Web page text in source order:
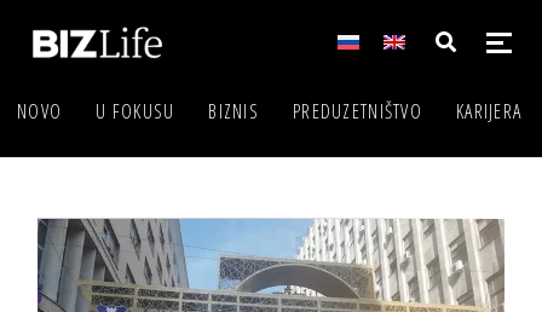
NOVO U FOKUSU BIZNIS PREDUZETNIŠTVO KARIJERA